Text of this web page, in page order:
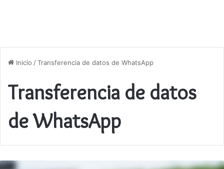
Inicio /Transferencia de datos de WhatsApp
Transferencia de datos
de WhatsApp
Guía